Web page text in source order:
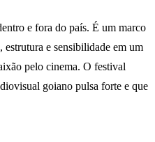
e fora do país. É um marco
estrutura e sensibilidade em um
pelo cinema. O festival
goiano pulsa forte e que